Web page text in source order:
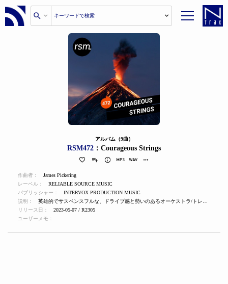
アルバム（9曲）
RSM472 ：Courageous Strings
作曲者：
James Pickering
レーベル：
RELIABLE SOURCE MUSIC
パブリッシャー：
INTERVOX PRODUCTION MUSIC
説明：
リリース日：
2023-05-07 / R2305
ユーザーメモ：